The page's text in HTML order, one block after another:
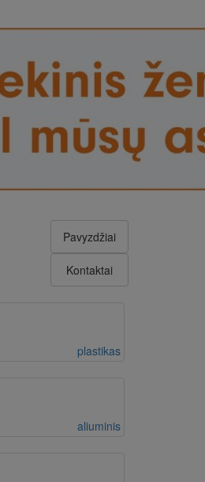
Pavyzdžiai
Kontaktai
plastikas
aliuminis